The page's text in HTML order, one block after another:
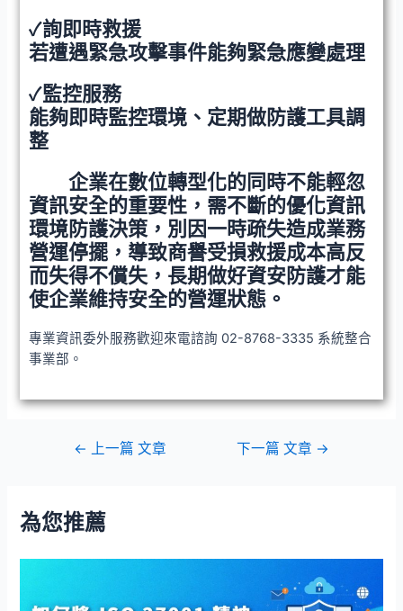
✓詢即時救援
若遭遇緊急攻擊事件能夠緊急應變處理
✓監控服務
能夠即時監控環境、定期做防護工具調
整
企業在數位轉型化的同時不能輕忽
資訊安全的重要性，需不斷的優化資訊
環境防護決策，別因一時疏失造成業務
營運停擺，導致商譽受損救援成本高反
而失得不償失，長期做好資安防護才能
使企業維持安全的營運狀態。
專業資訊委外服務歡迎來電諮詢 02-8768-3335 系統整合
事業部。
← 上一篇 文章 下一篇 文章 →
為您推薦